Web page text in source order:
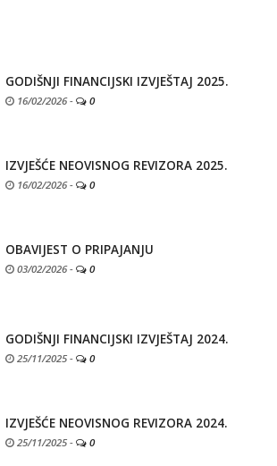
GODIŠNJI FINANCIJSKI IZVJEŠTAJ 2025.
16/02/2026- 0
IZVJEŠĆE NEOVISNOG REVIZORA 2025.
16/02/2026- 0
OBAVIJEST O PRIPAJANJU
03/02/2026- 0
GODIŠNJI FINANCIJSKI IZVJEŠTAJ 2024.
25/11/2025 - 0
IZVJEŠĆE NEOVISNOG REVIZORA 2024.
25/11/2025 - 0